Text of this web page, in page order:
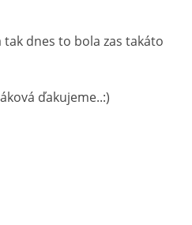
dnes to bola zas takáto
ďakujeme..:)